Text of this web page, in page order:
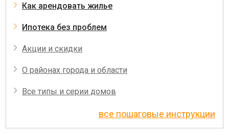
Как арендовать жилье
Ипотека без проблем
Акции и скидки
О районах города и области
Все типы и серии домов
все пошаговые инструкции